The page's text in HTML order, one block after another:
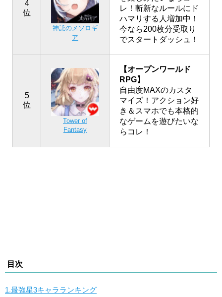
4
位
神託のメソロギ
ア
レ！斬新なルールにド
ハマリする人増加中！
今なら200枚分受取り
でスタートダッシュ！
5
位
Tower of
Fantasy
【オープンワールド
RPG】
自由度MAXのカスタ
マイズ！アクション好
き＆スマホでも本格的
なゲームを遊びたいな
らコレ！
目次
1.最強星3キャラランキング